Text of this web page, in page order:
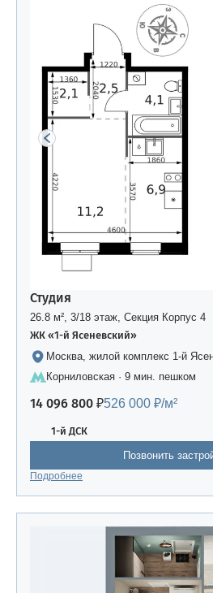
Студия
26.8 м², 3/18 этаж, Секция Корпус 4
ЖК «1-й Ясеневский»
Москва, жилой комплекс 1-й
Корниловская · 9 мин. пешком
14 096 800 ₽526 000 ₽/м²
1-й ДСК
Позвонить
Подробнее